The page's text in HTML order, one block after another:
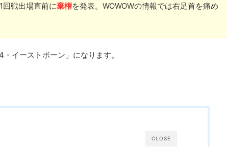
回戦出場直前に棄権を発表。WOWOWの情報では右足首を痛め
イーストボーン」になります。
CLOSE